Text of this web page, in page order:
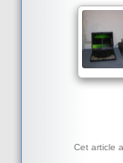
Cet article